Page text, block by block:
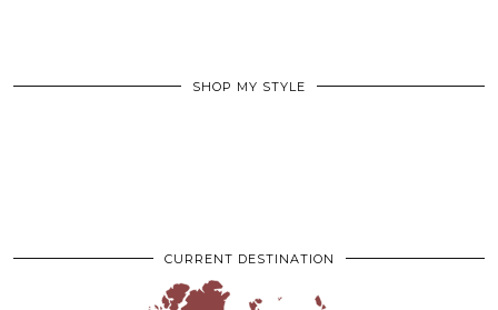
SHOP MY STYLE
CURRENT DESTINATION